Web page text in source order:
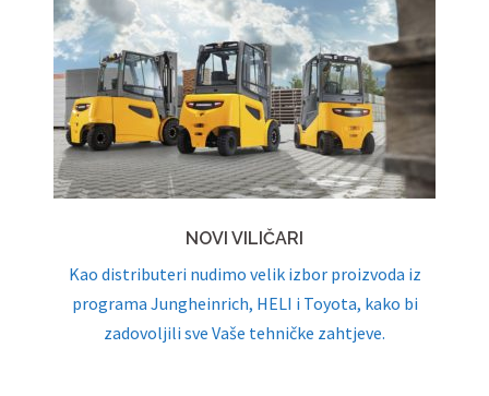
NOVI VILIČARI
Kao distributeri nudimo velik izbor proizvoda iz
programa Jungheinrich, HELI i Toyota, kako bi
zadovoljili sve Vaše tehničke zahtjeve.